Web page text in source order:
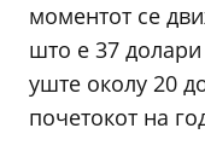
моментот се
што е 37
уште околу 20
почетокот на